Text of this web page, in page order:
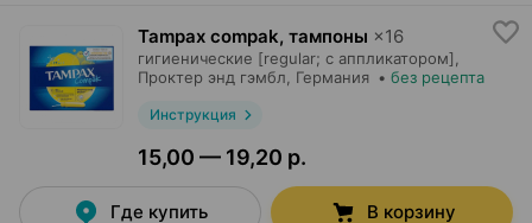
Tampax compak, тампоны ×16
гигиенические [regular; с аппликатором],
Проктер энд гэмбл , Германия • без рецепта
Инструкция
15,00 — 19,20 р.
Где купить В корзину